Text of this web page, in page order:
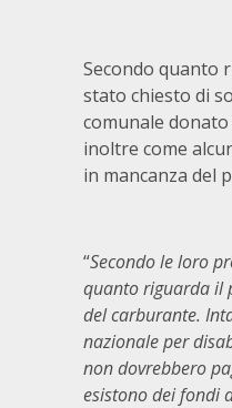
Secondo quanto
stato chiesto di
comunale
inoltre come
in mancanza del
“Secondo le loro
quanto riguarda il
del carburante.
nazionale per
non dovrebbero
esistono dei fondi